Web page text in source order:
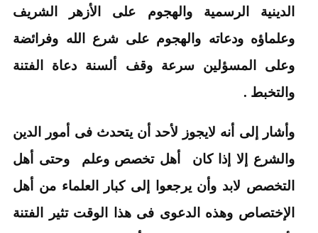
الدينية الرسمية والهجوم على الأزهر الشريف
وعلماؤه ودعاته والهجوم على شرع الله وفرائضة
وعلى المسؤلين سرعة وقف ألسنة دعاة الفتنة
والتخبط .
وأشار إلى أنه لايجوز لأحد أن يتحدث فى أمور الدين
والشرع إلا إذا كان أهل تخصص وعلم وحتى أهل
التخصص لابد وأن يرجعوا إلى كبار العلماء من أهل
الإختصاص وهذه الدعوى فى هذا الوقت تثير الفتنة